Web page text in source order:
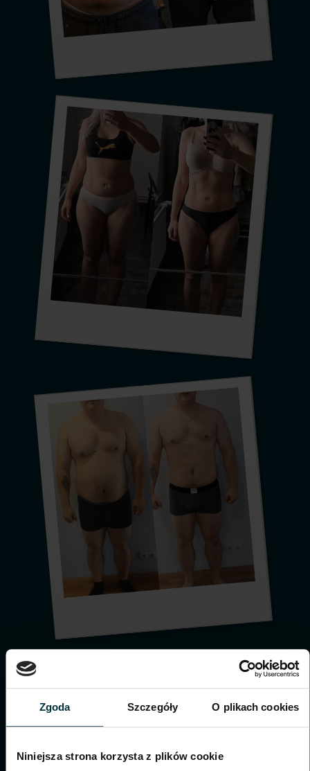
Zgoda Szczegóły O plikach cookies
Niniejsza strona korzysta z plików cookie